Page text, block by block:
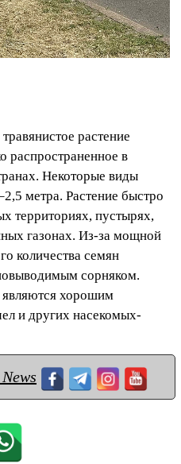
растение
распространенное в
Некоторые виды
метра. Растение быстро
территориях, пустырях,
газонах. Из-за мощной
количества семян
сорняком.
являются хорошим
и других насекомых-